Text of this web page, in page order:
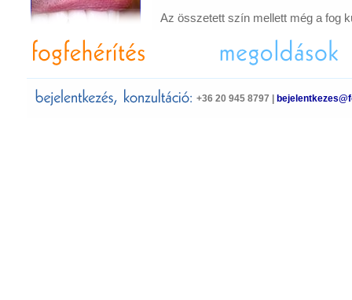
Az összetett szín mellett még a fog
ahhoz, hogy egy fog természetes
jelen kell legyen a színében.
+36 20 945 8797 |